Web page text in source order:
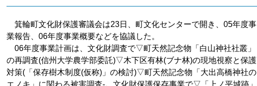
箕輪町文化財保護審議会は23日、町文化センターで開き、05年度事
業報告、06年度事業概要などを協議した。
06年度事業計画は、文化財調査で▽町天然記念物「白山神社社叢」
の再調査(信州大学農学部委託)▽木下区有林(ブナ林)の現地視察と保護
対策(「保存樹木制度(仮称)」の検討)▽町天然記念物「大出高橋神社の